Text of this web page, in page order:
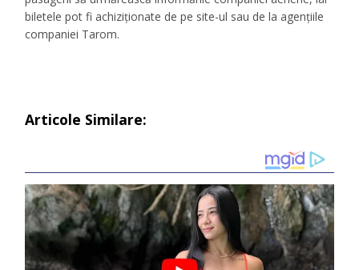
biletele pot fi achiziționate de pe site-ul sau de la agențiile
companiei Tarom.
Articole Similare: